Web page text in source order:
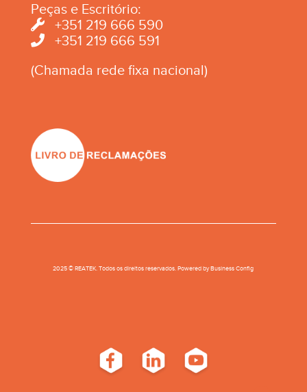
Peças e Escritório:
+351 219 666 590
+351 219 666 591
(Chamada rede fixa nacional)
2025 © REATEK. Todos os direitos reservados. Powered byBusiness Conﬁg